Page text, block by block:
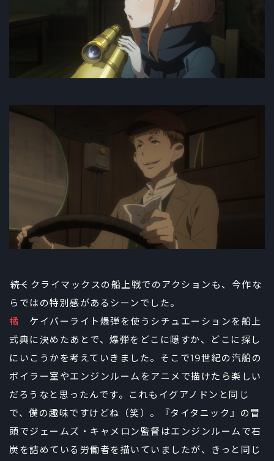
――続くクライマックスの船上戦でのアクションも、今作な
らではの特別感があるシーンでした。
橘
ケイバーライト爆弾を使うシチュエーションを船上
式典に決めたあとで、爆弾をどこに隠すか、どこに探し
にいこうかを考えていきました。そこで19世紀の汽船の
ボイラー室やエンジンルームをアニメで描けたら楽しい
だろうなと思ったんです。これもイグアノドンと同じ
で、僕の趣味ですけどね（笑）。『タイタニック』の冒
頭でジェームズ・キャメロン監督はエンジンルームで石
炭を詰めている労働者を描いていましたが、きっと同じ